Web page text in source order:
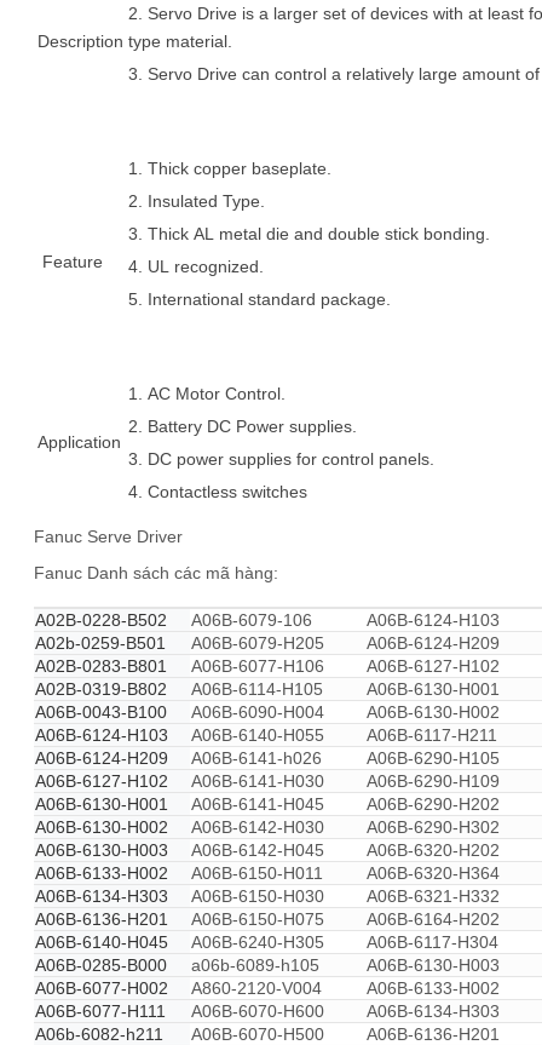
Description
2. Servo Drive is a larger set of devices with at least
type material.
3. Servo Drive can control a relatively large amount
Feature
1. Thick copper baseplate.
2. Insulated Type.
3. Thick AL metal die and double stick bonding.
4. UL recognized.
5. International standard package.
Application
1. AC Motor Control.
2. Battery DC Power supplies.
3. DC power supplies for control panels.
4. Contactless switches
Fanuc Serve Driver
Fanuc Danh sách các mã hàng:
A02B-0228-B502 A06B-6079-106
A06B-6124-H103
A02b-0259-B501
A06B-6079-H205
A06B-6124-H209
A02B-0283-B801
A06B-6077-H106
A06B-6127-H102
A02B-0319-B802
A06B-6114-H105
A06B-6130-H001
A06B-0043-B100
A06B-6090-H004
A06B-6130-H002
A06B-6124-H103
A06B-6140-H055
A06B-6117-H211
A06B-6124-H209
A06B-6141-h026
A06B-6290-H105
A06B-6127-H102
A06B-6141-H030
A06B-6290-H109
A06B-6130-H001
A06B-6141-H045
A06B-6290-H202
A06B-6130-H002
A06B-6142-H030
A06B-6290-H302
A06B-6130-H003
A06B-6142-H045
A06B-6320-H202
A06B-6133-H002
A06B-6150-H011
A06B-6320-H364
A06B-6134-H303
A06B-6150-H030
A06B-6321-H332
A06B-6136-H201
A06B-6150-H075
A06B-6164-H202
A06B-6140-H045
A06B-6240-H305
A06B-6117-H304
A06B-0285-B000
a06b-6089-h105
A06B-6130-H003
A06B-6077-H002
A860-2120-V004
A06B-6133-H002
A06B-6077-H111
A06B-6070-H600
A06B-6134-H303
A06b-6082-h211
A06B-6070-H500
A06B-6136-H201